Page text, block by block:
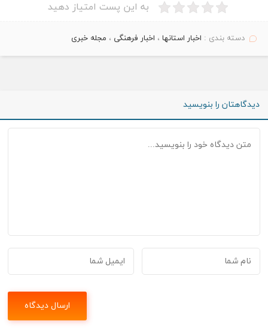
به این پست امتیاز دهید
دسته بندی : اخبار استانها ، اخبار فرهنگی ، مجله خبری
دیدگاهتان را بنویسید